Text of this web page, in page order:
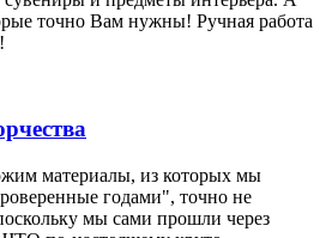
точно Вам нужны! Ручная работа
материалы, из которых мы
годами", точно не
мы сами прошли через